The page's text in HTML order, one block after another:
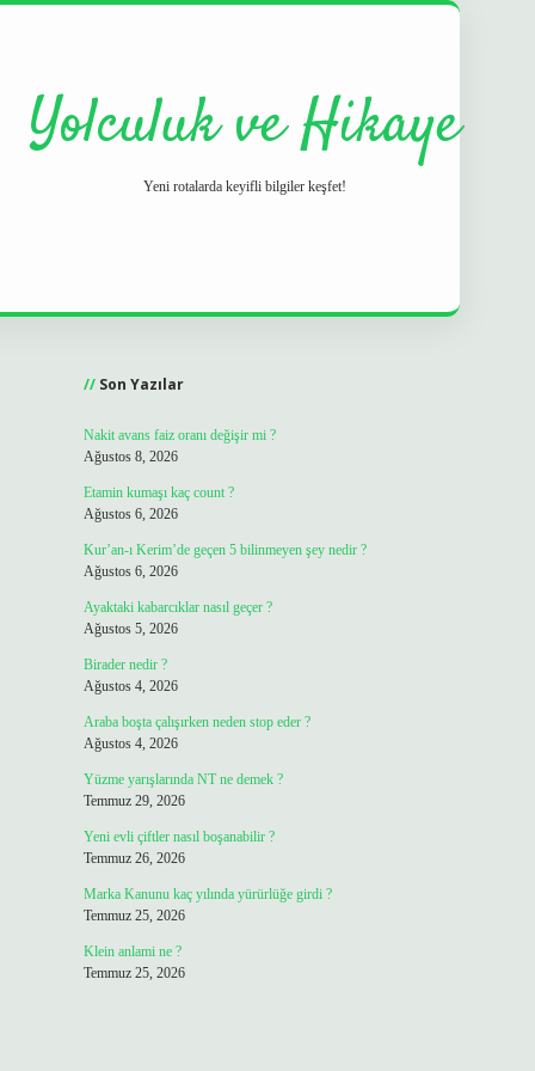
Yolculuk ve Hikaye
Yeni rotalarda keyifli bilgiler keşfet!
Son Yazılar
Nakit avans faiz oranı değişir mi ?
Ağustos 8, 2026
Etamin kumaşı kaç count ?
Ağustos 6, 2026
Kur’an-ı Kerim’de geçen 5 bilinmeyen şey nedir ?
Ağustos 6, 2026
Ayaktaki kabarcıklar nasıl geçer ?
Ağustos 5, 2026
Birader nedir ?
Ağustos 4, 2026
Araba boşta çalışırken neden stop eder ?
Ağustos 4, 2026
Yüzme yarışlarında NT ne demek ?
Temmuz 29, 2026
Yeni evli çiftler nasıl boşanabilir ?
Temmuz 26, 2026
Marka Kanunu kaç yılında yürürlüğe girdi ?
Temmuz 25, 2026
Klein anlami ne ?
Temmuz 25, 2026